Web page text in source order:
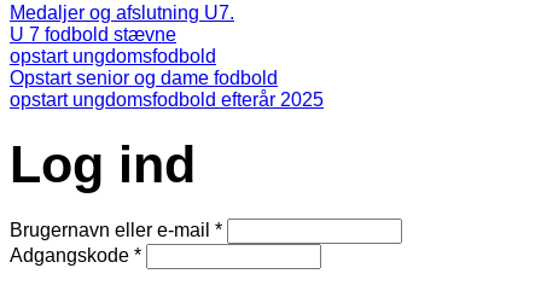
Medaljer og afslutning U7.
U 7 fodbold stævne
opstart ungdomsfodbold
Opstart senior og dame fodbold
opstart ungdomsfodbold efterår 2025
Log ind
Brugernavn eller e-mail *
Adgangskode *